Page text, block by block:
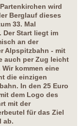
wird
Berglauf dieses
33. Mal
Der Start liegt im
an der
Alpspitzbahn - mit
auch per Zug leicht
Wir kommen eine
die einzigen
In den 25 Euro
dem Logo des
mit der
für das Ziel
ab.